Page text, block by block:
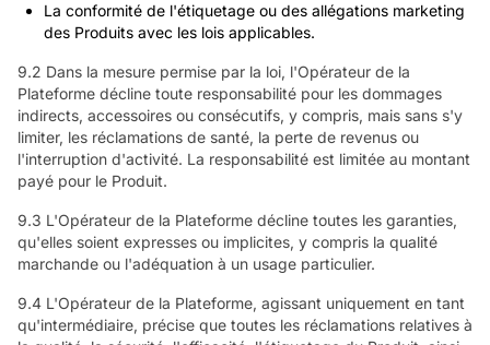
La conformité de l'étiquetage ou des allégations marketing
des Produits avec les lois applicables.
9.2 Dans la mesure permise par la loi, l'Opérateur de la
Plateforme décline toute responsabilité pour les dommages
indirects, accessoires ou consécutifs, y compris, mais sans s'y
limiter, les réclamations de santé, la perte de revenus ou
l'interruption d'activité. La responsabilité est limitée au montant
payé pour le Produit.
9.3 L'Opérateur de la Plateforme décline toutes les garanties,
qu'elles soient expresses ou implicites, y compris la qualité
marchande ou l'adéquation à un usage particulier.
9.4 L'Opérateur de la Plateforme, agissant uniquement en tant
qu'intermédiaire, précise que toutes les réclamations relatives à